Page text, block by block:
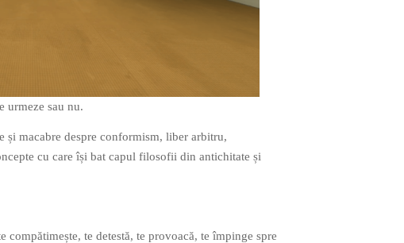
urmeze sau nu.
și macabre despre conformism, liber arbitru,
cu care își bat capul filosofii din antichitate și
te detestă, te provoacă, te împinge spre